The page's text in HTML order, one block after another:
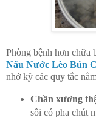
Phòng bệnh hơn chữa
Nấu Nước Lèo Bún
nhớ kỹ các quy tắc
Chần xương
sôi có pha chút